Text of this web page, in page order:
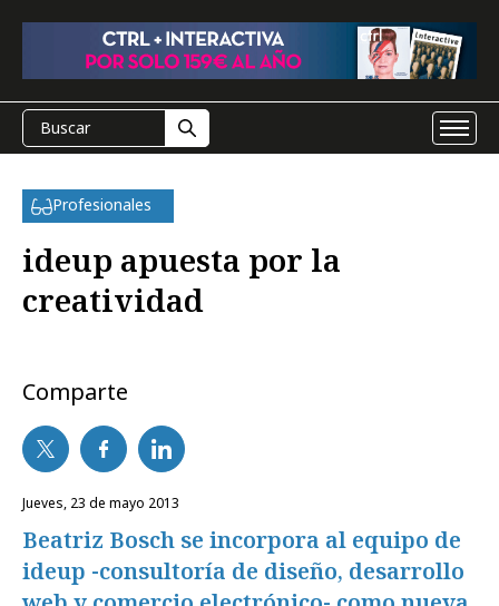
Profesionales
ideup apuesta por la
creatividad
Comparte
jueves, 23 de mayo 2013
Beatriz Bosch se incorpora al equipo de
ideup -consultoría de diseño, desarrollo